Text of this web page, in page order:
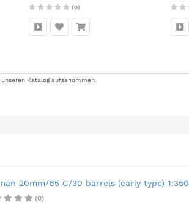
(0)
Katalog aufgenommen.
20mm/65 C/30 barrels (early type) 1:350
(0)